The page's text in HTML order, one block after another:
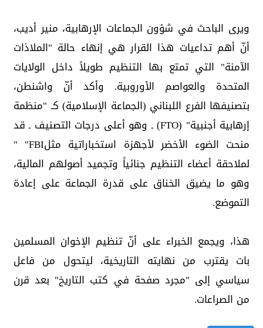
ويرى الباحث في شؤون الجماعات الإرهابية، منير أديب،
أنّ أهم تداعيات هذا القرار هي إنهاء حالة "الملاذات
الآمنة" التي تمتع بها التنظيم طويلاً داخل الولايات
المتحدة والعواصم الأوروبية. وأكد أنّ واشنطن،
بتصنيفها الفرع اللبناني (الجماعة الإسلامية) كـ "منظمة
إرهابية أجنبية" (FTO) ـ وهو أعلى درجات التصنيف ـ قد
منحت الضوء الأخضر لأجهزة استخباراتية مثلFBI" "
لملاحقة أعضاء التنظيم جنائياً وتجميد أصولهم المالية،
وهو ما يضيق الخناق على قدرة الجماعة على إعادة
التموضع.
هذا، ويجمع الخبراء على أنّ تنظيم الإخوان المسلمين
بات يقترب من نهايته التاريخية، ليتحول من فاعل
سياسي إلى "مجرد صفحة في كتب التاريخ" بعد قرن
من الصراعات.